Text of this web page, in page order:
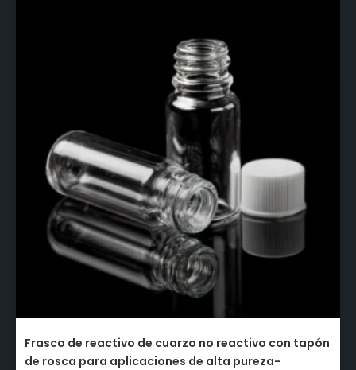
Frasco de reactivo de cuarzo no reactivo con tapón
de rosca para aplicaciones de alta pureza-